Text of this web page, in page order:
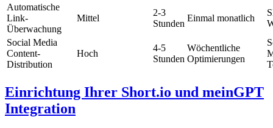
Automatische
Link-
Überwachung
Mittel
2-3
Stunden
Einmal monatlich
Social Media
Content-
Distribution
Hoch
4-5
Stunden
Wöchentliche
Optimierungen
Einrichtung Ihrer Short.io und meinGPT
Integration